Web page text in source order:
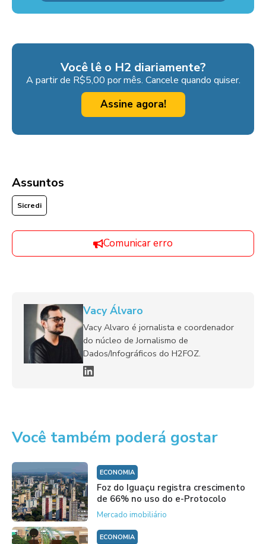
Você lê o H2 diariamente?
A partir de R$5,00 por mês. Cancele quando quiser.
Assine agora!
Assuntos
Sicredi
Comunicar erro
Vacy Álvaro
Vacy Alvaro é jornalista e coordenador
do núcleo de Jornalismo de
Dados/Infográficos do H2FOZ.
Você também poderá gostar
ECONOMIA
Foz do Iguaçu registra crescimento
de 66% no uso do e-Protocolo
Mercado imobiliário
ECONOMIA